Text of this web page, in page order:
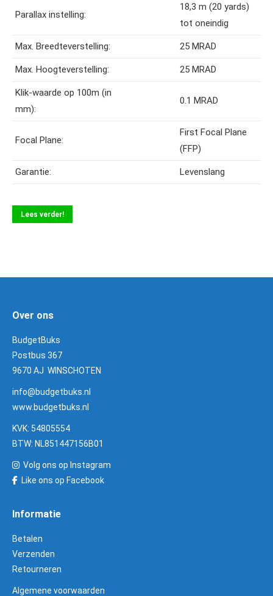
Parallax instelling:
18,3 m (20 yards)
tot oneindig
Max. Breedteverstelling: 25 MRAD
Max. Hoogteverstelling: 25 MRAD
Klik-waarde op 100m (in
mm):
0.1 MRAD
Focal Plane:
First Focal Plane
(FFP)
Garantie: Levenslang
Lees verder!
Over ons
BudgetBuks
Postbus 367
9670 AJ WINSCHOTEN
info@budgetbuks.nl
www.budgetbuks.nl
KVK: 54805554
BTW: NL851447156B01
Volg ons op Instagram
Like ons op Facebook
Informatie
Betalen
Verzenden
Retourneren
Algemene voorwaarden